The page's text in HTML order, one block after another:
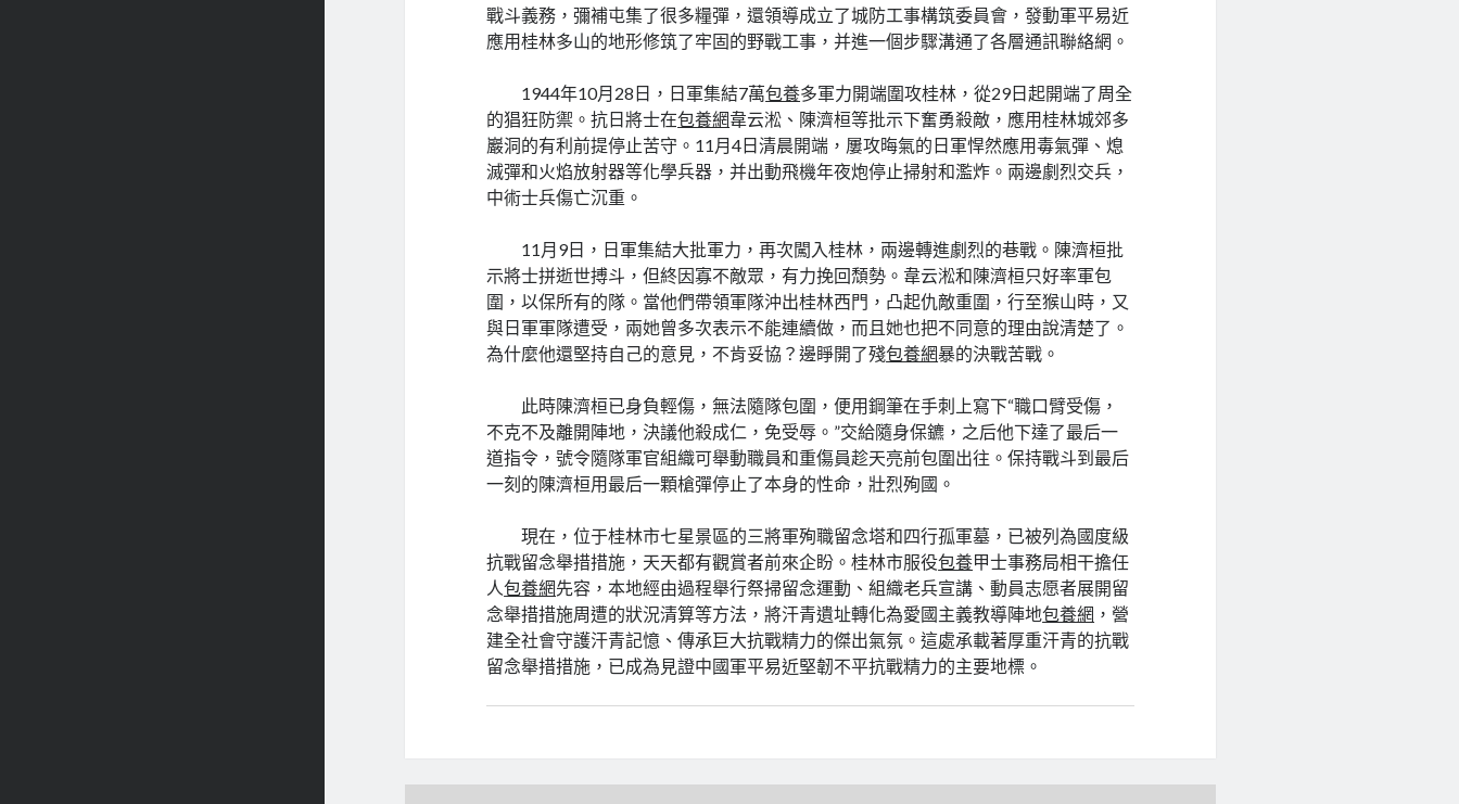
戰斗義務，彌補屯集了很多糧彈，還領導成立了城防工事構筑委員會，發動軍平易近
應用桂林多山的地形修筑了牢固的野戰工事，并進一個步驟溝通了各層通訊聯絡網。
1944年10月28日，日軍集結7萬包養多軍力開端圍攻桂林，從29日起開端了周全
的猖狂防禦。抗日將士在包養網韋云淞、陳濟桓等批示下奮勇殺敵，應用桂林城郊多
巖洞的有利前提停止苦守。11月4日清晨開端，屢攻晦氣的日軍悍然應用毒氣彈、熄
滅彈和火焰放射器等化學兵器，并出動飛機年夜炮停止掃射和濫炸。兩邊劇烈交兵，
中術士兵傷亡沉重。
11月9日，日軍集結大批軍力，再次闖入桂林，兩邊轉進劇烈的巷戰。陳濟桓批
示將士拼逝世搏斗，但終因寡不敵眾，有力挽回頹勢。韋云淞和陳濟桓只好率軍包
圍，以保所有的隊。當他們帶領軍隊沖出桂林西門，凸起仇敵重圍，行至猴山時，又
與日軍軍隊遭受，兩她曾多次表示不能連續做，而且她也把不同意的理由說清楚了。
為什麼他還堅持自己的意見，不肯妥協？邊睜開了殘包養網暴的決戰苦戰。
此時陳濟桓已身負輕傷，無法隨隊包圍，便用鋼筆在手刺上寫下“職口臂受傷，
不克不及離開陣地，決議他殺成仁，免受辱。”交給隨身保鑣，之后他下達了最后一
道指令，號令隨隊軍官組織可舉動職員和重傷員趁天亮前包圍出往。保持戰斗到最后
一刻的陳濟桓用最后一顆槍彈停止了本身的性命，壯烈殉國。
現在，位于桂林市七星景區的三將軍殉職留念塔和四行孤軍墓，已被列為國度級
抗戰留念舉措措施，天天都有觀賞者前來企盼。桂林市服役包養甲士事務局相干擔任
人包養網先容，本地經由過程舉行祭掃留念運動、組織老兵宣講、動員志愿者展開留
念舉措措施周遭的狀況清算等方法，將汗青遺址轉化為愛國主義教導陣地包養網 ，營
建全社會守護汗青記憶、傳承巨大抗戰精力的傑出氣氛。這處承載著厚重汗青的抗戰
留念舉措措施，已成為見證中國軍平易近堅韌不平抗戰精力的主要地標。